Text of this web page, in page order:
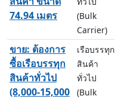
74.94 เมตร
(Bulk
Carrier)
ขาย: ต้องการ
ซื้อเรือบรรทุก
สินค้าทั่วไป
(8,000-15,000
เรือบรรทุก
สินค้า
ทั่วไป
(Bulk